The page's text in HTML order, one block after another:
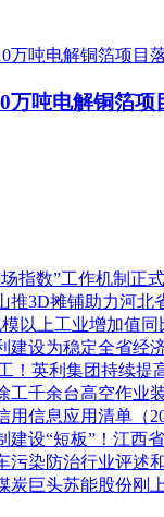
万吨电解铜箔项
指数”工作机制正式
推3D摊铺助力河北
以上工业增加值同
建设为稳定全省经
！英利集团持续提
工千余台高空作业
用信息应用清单（
建设“短板”！江西
污染防治行业评述
炭巨头苏能股份刚